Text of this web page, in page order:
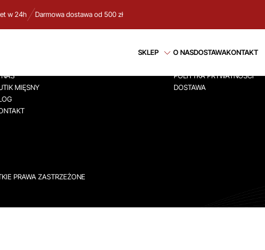
w 24h Darmowa dostawa od 500 zł
SKLEP O NASDOSTAWAKONTAKT
MIĘSNY
REGULAMIN
POLITYKA PRYWATNOŚCI
DOSTAWA
PRAWA ZASTRZEŻONE